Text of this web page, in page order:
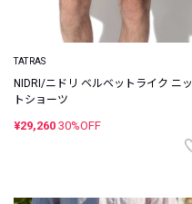
TATRAS
NIDRI/ニドリ ベルベットライク ニッ
トショーツ
¥29,260 30%OFF